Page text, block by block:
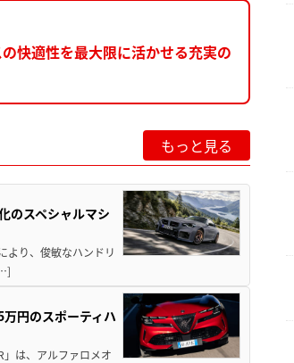
快適性を最大限に活かせる充実の
もっと見る
のスペシャルマシ
より、俊敏なハンドリ
円のスポーティハ
は、アルファロメオ